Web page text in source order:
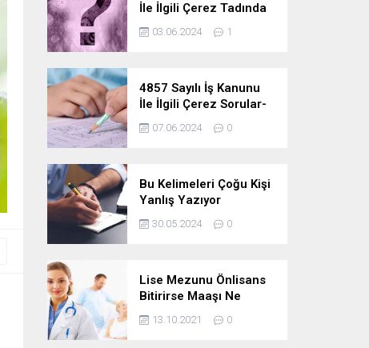
İle İlgili Çerez Tadında
Deneme Sınavı
03.06.2024 1
4857 Sayılı İş Kanunu
İle İlgili Çerez Sorular-
Deneme Sınavı
07.06.2024 0
Bu Kelimeleri Çoğu Kişi
Yanlış Yazıyor
30.05.2024 0
Lise Mezunu Önlisans
Bitirirse Maaşı Ne
Kadar Artar
13.10.2021 0